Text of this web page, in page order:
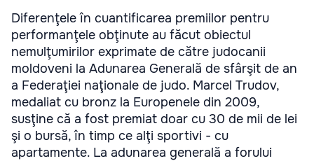
Diferenţele în cuantificarea premiilor pentru
performanţele obţinute au făcut obiectul
nemulţumirilor exprimate de către judocanii
moldoveni la Adunarea Generală de sfârşit de an
a Federaţiei naţionale de judo. Marcel Trudov,
medaliat cu bronz la Europenele din 2009,
susţine că a fost premiat doar cu 30 de mii de lei
şi o bursă, în timp ce alţi sportivi - cu
apartamente. La adunarea generală a forului